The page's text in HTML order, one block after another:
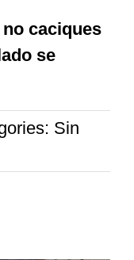
caciques
se
Sin